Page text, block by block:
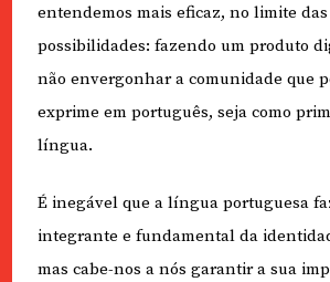
entendemos mais eficaz, no limite das
possibilidades: fazendo um produto
não envergonhar a comunidade que
exprime em português, seja como
língua.
É inegável que a língua portuguesa
integrante e fundamental da
mas cabe-nos a nós garantir a sua